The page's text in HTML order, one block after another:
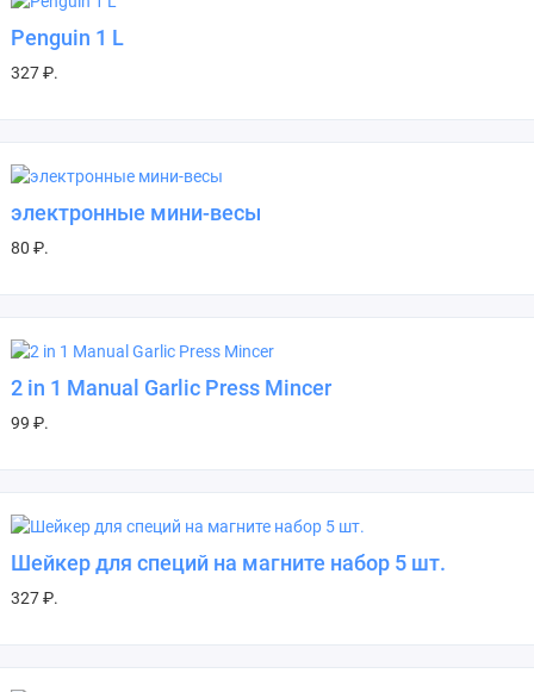
Penguin 1 L
327 ₽.
электронные мини-весы
80 ₽.
2 in 1 Manual Garlic Press Mincer
99 ₽.
Шейкер для специй на магните набор 5 шт.
327 ₽.